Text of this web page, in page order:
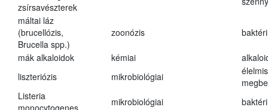
zsírsavészterek
máltai láz
(brucellózis,
Brucella spp.)
zoonózis
mák alkaloidok kémiai
liszteriózis
mikrobiológiai
Listeria
mikrobiológiai